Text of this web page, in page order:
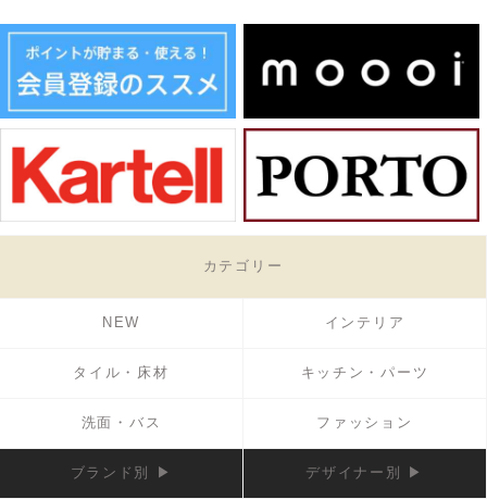
カテゴリー
NEW インテリア
タイル・床材 キッチン・パーツ
洗面・バス ファッション
ブランド別 ▶ デザイナー別 ▶